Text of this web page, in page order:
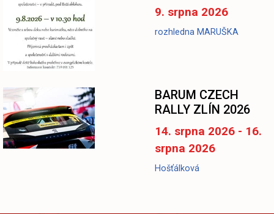
9. srpna 2026
rozhledna MARUŠKA
BARUM CZECH
RALLY ZLÍN 2026
14. srpna 2026 - 16.
srpna 2026
Hošťálková